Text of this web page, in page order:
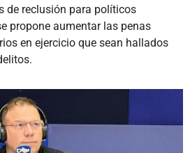
de reclusión para políticos
propone aumentar las penas
en ejercicio que sean hallados